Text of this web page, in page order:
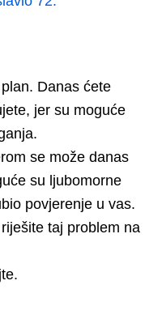
Danas ćete
jer su moguće
se može danas
su ljubomorne
povjerenje u vas.
taj problem na